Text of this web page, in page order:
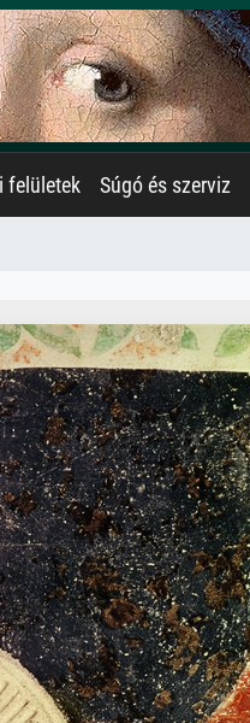
felületek Súgó és szerviz